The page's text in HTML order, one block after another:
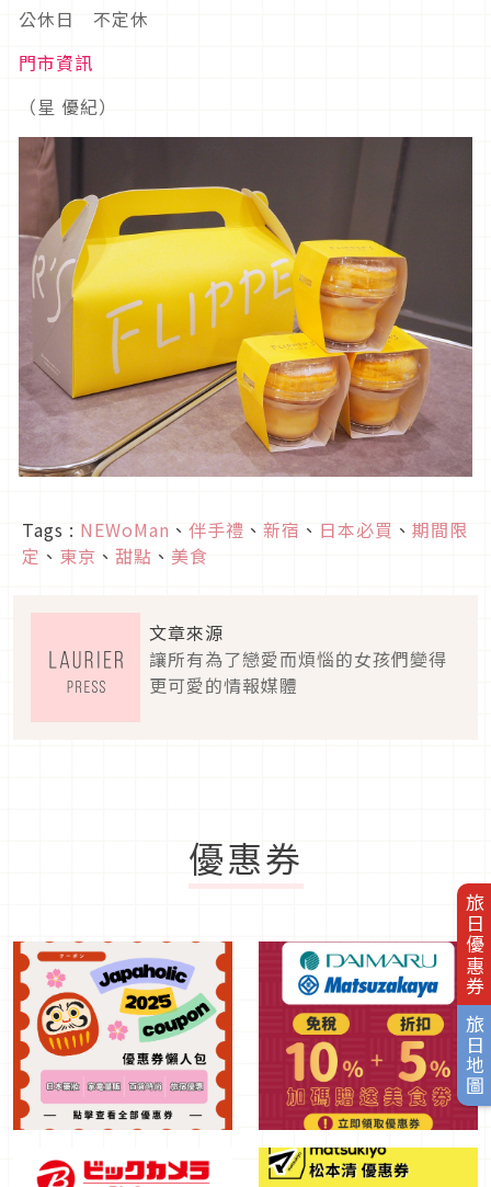
旅日優惠券
旅日地圖
公休日 不定休
門市資訊
（星 優紀）
Tags : NEWoMan 、 伴手禮 、 新宿 、 日本必買 、 期間限
定 、 東京 、 甜點 、 美食
文章來源
讓所有為了戀愛而煩惱的女孩們變得
更可愛的情報媒體
優惠券